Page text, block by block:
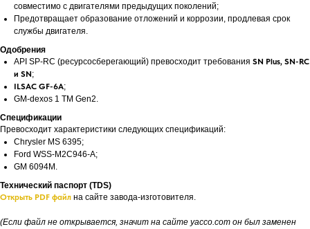
совместимо с двигателями предыдущих поколений;
Предотвращает образование отложений и коррозии, продлевая срок
службы двигателя.
Одобрения
API SP-RC (ресурсосберегающий) превосходит требования SN Plus, SN-RC
и SN;
ILSAC GF-6A;
GM-dexos 1 TM Gen2.
Спецификации
Превосходит характеристики следующих спецификаций:
Chrysler MS 6395;
Ford WSS-M2C946-A;
GM 6094M.
Технический паспорт (TDS)
Открыть PDF файл на сайте завода-изготовителя.
(Если файл не открывается, значит на сайте yacco.com он был заменен